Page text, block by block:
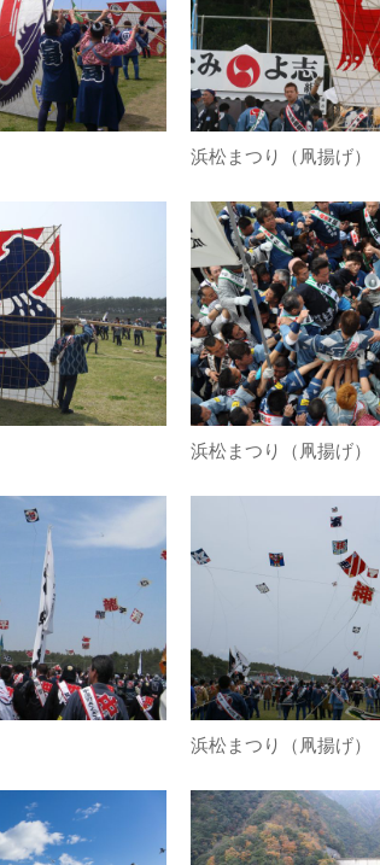
浜松まつり（凧揚げ）
浜松まつり（凧揚げ）
浜松まつり（凧揚げ）